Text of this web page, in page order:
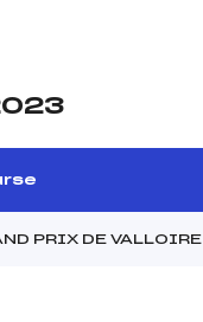
PRIX DE VALLOIRE